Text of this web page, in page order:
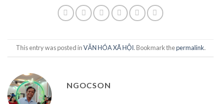
This entry was posted inVĂN HÓA XÃ HỘI. Bookmark thepermalink.
NGOCSON